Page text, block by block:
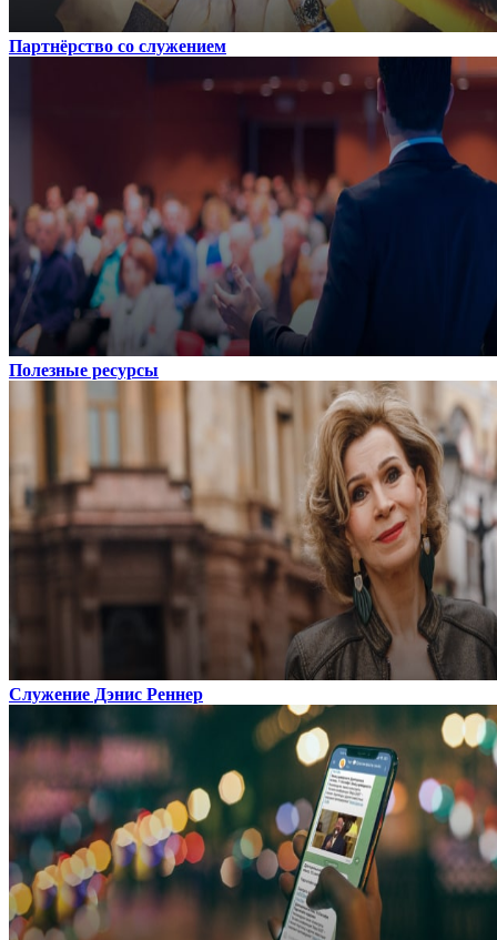
Партнёрство со служением
Полезные ресурсы
Служение Дэнис Реннер